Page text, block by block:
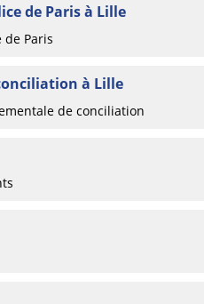
de Paris à Lille
de Paris
à Lille
de conciliation